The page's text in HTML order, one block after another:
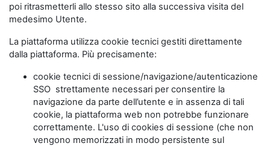
poi ritrasmetterli allo stesso sito alla successiva visita del
medesimo Utente.
La piattaforma utilizza cookie tecnici gestiti direttamente
dalla piattaforma. Più precisamente:
cookie tecnici di sessione/navigazione/autenticazione
SSO strettamente necessari per consentire la
navigazione da parte dell’utente e in assenza di tali
cookie, la piattaforma web non potrebbe funzionare
correttamente. L'uso di cookies di sessione (che non
vengono memorizzati in modo persistente sul